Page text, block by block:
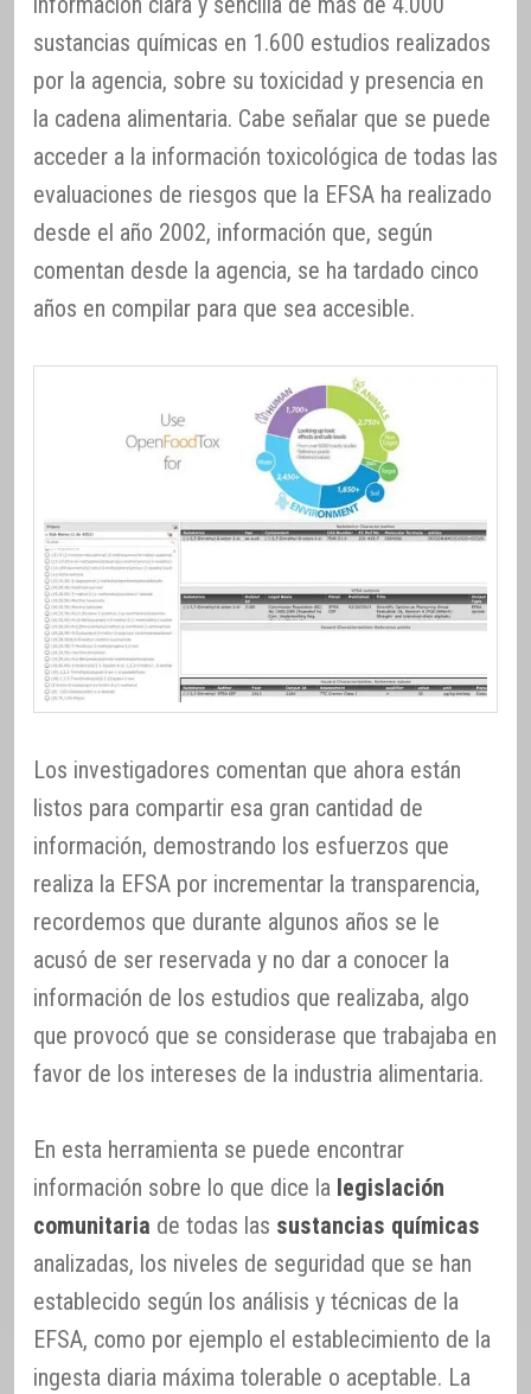
sustancias químicas en 1.600 estudios realizados
por la agencia, sobre su toxicidad y presencia en
la cadena alimentaria. Cabe señalar que se puede
acceder a la información toxicológica de todas las
evaluaciones de riesgos que la EFSA ha realizado
desde el año 2002, información que, según
comentan desde la agencia, se ha tardado cinco
años en compilar para que sea accesible.
Los investigadores comentan que ahora están
listos para compartir esa gran cantidad de
información, demostrando los esfuerzos que
realiza la EFSA por incrementar la transparencia,
recordemos que durante algunos años se le
acusó de ser reservada y no dar a conocer la
información de los estudios que realizaba, algo
que provocó que se considerase que trabajaba en
favor de los intereses de la industria alimentaria.
En esta herramienta se puede encontrar
información sobre lo que dice la legislación
comunitaria de todas las sustancias químicas
analizadas, los niveles de seguridad que se han
establecido según los análisis y técnicas de la
EFSA, como por ejemplo el establecimiento de la
ingesta diaria máxima tolerable o aceptable. La